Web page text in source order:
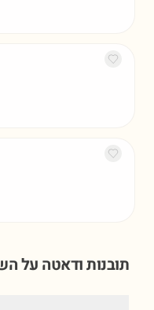
תובנות ודאטה על